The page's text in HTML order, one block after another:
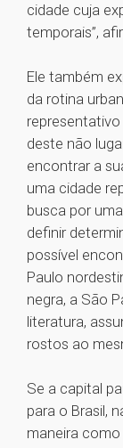
cidade cuja
temporais”,
Ele também
da rotina
deste não
encontrar a
uma cidade
busca por
definir
possível
Paulo
negra, a São
literatura,
rostos ao
Se a capital
para o Brasil,
maneira